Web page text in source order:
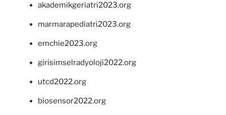
akademikgeriatri2023.org
marmarapediatri2023.org
emchie2023.org
girisimselradyoloji2022.org
utcd2022.org
biosensor2022.org